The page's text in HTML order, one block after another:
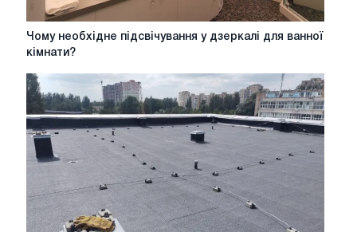
вигідною
Чому
необхідне
у
дзеркалі
для
ванної
кімнати?
Чому необхідне підсвічування у дзеркалі для ванної
кімнати?